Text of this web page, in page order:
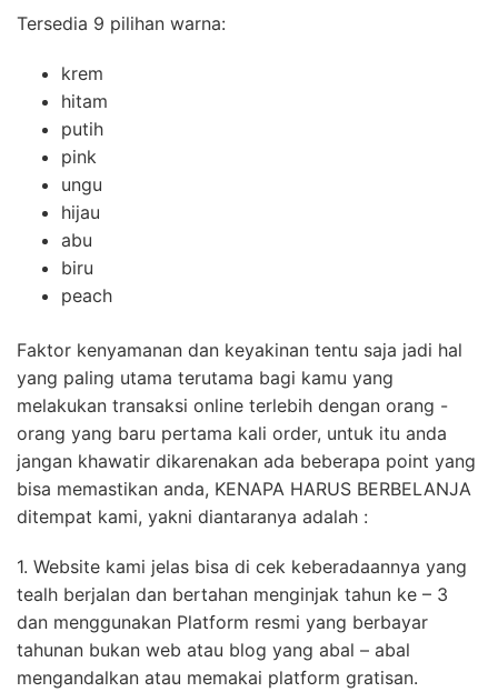
Tersedia 9 pilihan warna:
krem
hitam
putih
pink
ungu
hijau
abu
biru
peach
Faktor kenyamanan dan keyakinan tentu saja jadi hal
yang paling utama terutama bagi kamu yang
melakukan transaksi online terlebih dengan orang -
orang yang baru pertama kali order, untuk itu anda
jangan khawatir dikarenakan ada beberapa point yang
bisa memastikan anda, KENAPA HARUS BERBELANJA
ditempat kami, yakni diantaranya adalah :
1. Website kami jelas bisa di cek keberadaannya yang
tealh berjalan dan bertahan menginjak tahun ke – 3
dan menggunakan Platform resmi yang berbayar
tahunan bukan web atau blog yang abal – abal
mengandalkan atau memakai platform gratisan.